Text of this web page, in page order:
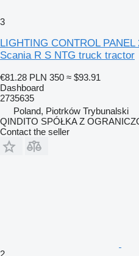
3
LIGHTING CONTROL
Scania R S NTG truck tractor
€81.28 PLN 350 ≈ $93.91
Dashboard
2735635
Poland, Piotrków Trybunalski
QINDITO SPÓŁKA Z
Contact the seller
2